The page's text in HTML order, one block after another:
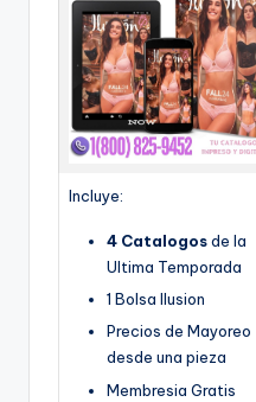
Incluye:
4 Catalogosde la
Ultima Temporada
1 Bolsa Ilusion
Precios de Mayoreo
desde una pieza
Membresia Gratis